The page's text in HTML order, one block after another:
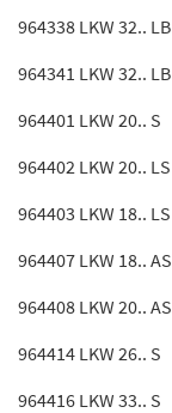
964338 LKW 32.. LB
964341 LKW 32.. LB
964401 LKW 20.. S
964402 LKW 20.. LS
964403 LKW 18.. LS
964407 LKW 18.. AS
964408 LKW 20.. AS
964414 LKW 26.. S
964416 LKW 33.. S